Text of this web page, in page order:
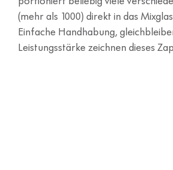
(mehr als 1000) direkt in das
Einfache Handhabung,
Leistungsstärke zeichnen dieses